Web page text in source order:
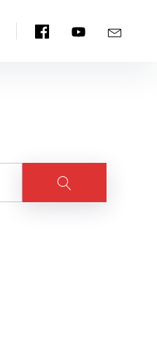
FacebookYouTubeE-
Mail
Suche